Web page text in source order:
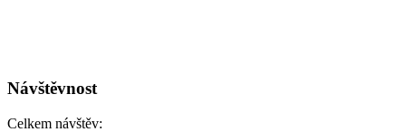
Návštěvnost
Celkem návštěv: